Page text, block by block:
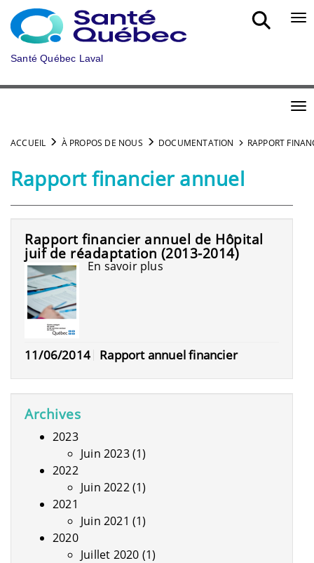
Aller au menu principal
Santé Québec Laval
ACCUEIL À PROPOS DE NOUS DOCUMENTATION RAPPORT
Rapport financier annuel
Rapport financier annuel de Hôpital
juif de réadaptation (2013-2014)
En savoir plus
11/06/2014 Rapport annuel financier
Archives
2023
Juin 2023(1)
2022
Juin 2022(1)
2021
Juin 2021 (1)
2020
Juillet 2020 (1)